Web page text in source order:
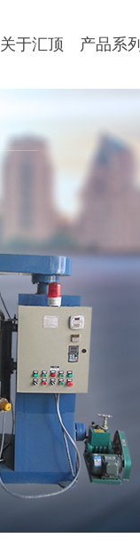
关于汇顶 产品系列